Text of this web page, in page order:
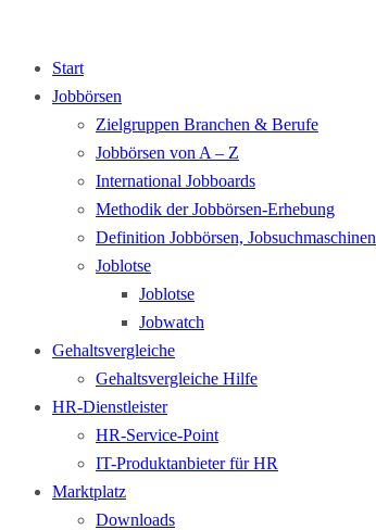
Start
Jobbörsen
Zielgruppen Branchen & Berufe
Jobbörsen von A – Z
International Jobboards
Methodik der Jobbörsen-Erhebung
Definition Jobbörsen, Jobsuchmaschinen
Joblotse
Joblotse
Jobwatch
Gehaltsvergleiche
Gehaltsvergleiche Hilfe
HR-Dienstleister
HR-Service-Point
IT-Produktanbieter für HR
Marktplatz
Downloads